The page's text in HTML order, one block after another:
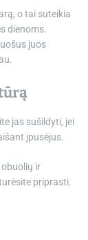
o tai suteikia
dienoms.
juos
jas sušildyti, jei
įpusėjus.
ir
priprasti.